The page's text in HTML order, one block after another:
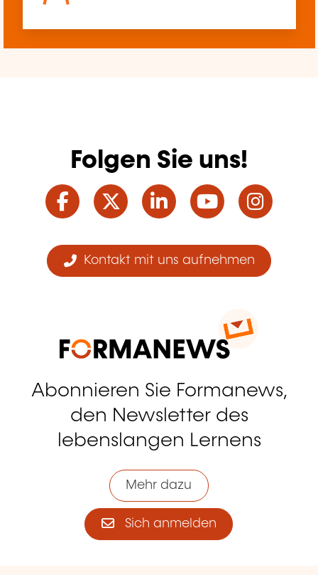
Folgen Sie uns!
Facebook
TwitterLinkedInYouTube
Kontakt mit uns aufnehmen
Abonnieren Sie Formanews,
den Newsletter des
lebenslangen Lernens
Mehr dazu
Sich anmelden